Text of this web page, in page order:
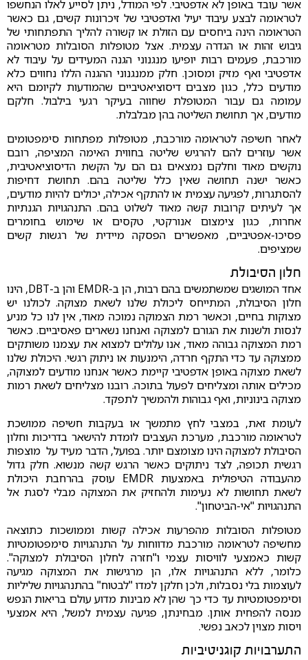
אשר עובד באופן לא אדפטיבי. לפי המודל, ניתן לסייע לאלו הנחשפו
לטראומה לבצע עיבוד יעיל ואדפטיבי של זיכרונות קשים, גם כאשר
הטראומה הינה ביחסים עם הזולת או קשורה להליך התפתחותי של
גיבוש זהות או הגדרה עצמית. אצל מטופלות הסובלות מטראומה
מורכבת, פעמים רבות יופיעו מנגנוני הגנה המעידים על עיבוד לא
אדפטיבי ואף מזיק ומסוכן. חלק ממנגנוני ההגנה הללו נחווים כלא
מודעים כלל, כגון מצבים דיסוציאטיביים שהמודעות לקיומם היא
עמומה גם עבור המטופלת שחווה בעיקר רגעי בילבול. חלקם
מודעים, אך תחושת השליטה בהן מבלבלת.
לאחר חשיפה לטראומה מורכבת, מטופלות מפתחות סימפטומים
אשר עוזרים להם להרגיש שליטה בחווית האימה המציפה, רובם
נוקשים מאוד וחלקם נמצאים גם הם על הקשת הדיסוציאטיבית,
כאשר ישנה תחושה שאין כלל שליטה בהם. תחושת דחיפות
להסתגרות, לפגיעה עצמית או להתקף אכילה, יכולים להיות מודעים,
אך לעיתים קרובות קשה מאוד לשלוט בהם. התנהגויות הגנתיות
אחרות, כגון צימצום אנורקטי, טקסים או שימוש בחומרים
פסיכו-אפטיביים, מאפשרים הפסקה מיידית של רגשות קשים
שמציפים.
חלון הסיבולת
אחד המושגים שמשתמשים בהם רבות, הן ב-EMDR והן ב-DBT, הינו
חלון הסיבולת, המתייחס ליכולת שלנו לשאת מצוקה. לכולנו יש
מצוקות בחיים, וכאשר רמת הצמוקה נמוכה מאוד, אין לנו כל מניע
לנסות ולשנות את הגורם למצוקה ואנחנו נשארים פאסיביים. כאשר
רמת המצוקה גבוהה מאוד, אנו עלולים למצוא את עצמנו משותקים
ממצוקה עד כדי התקף חרדה, הימנעות או ניתוק רגשי. היכולת שלנו
לשאת מצוקה באופן אדפטיבי קיימת כאשר אנחנו מודעים למצוקה,
מכילים אותה ומצליחים לפעול בתוכה. רובנו מצליחים לשאת רמות
מצוקה בינוניות, ואף גבוהות ולהמשיך לתפקד.
לעומת זאת, במצבי לחץ מתמשך או בעקבות חשיפה ממושכת
לטראומה מורכבת, מערכת העצבים לומדת להישאר בדריכות וחלון
הסיבולת למצוקה הינו מצומצם יותר. בפועל, הדבר מעיד על מוצפות
רגשית תכופה, לצד ניתוקים כאשר הרגש קשה מנשוא. חלק גדול
מהעבודה הטיפולית באמצעות EMDR עוסק בהרחבת היכולת
לשאת תחושות לא נעימות ולהחזיק את המצוקה מבלי לסגת אל
התנהגויות "אי-הביטחון".
מטופלות הסובלות מהפרעות אכילה קשות וממושכות כתוצאה
מחשיפה לטראומה מורכבת מדווחות על התנהגויות סימפטומטיות
קשות כאמצעי לוויסות עצמי ו"חזרה לחלון הסיבולת למצוקה".
כלומר, ללא התנהגויות אלו, הן מרגישות את המצוקה מגיעה
לעוצמות בלי נסבלות, ולכן חלקן למדו "לבטוח" בהתנהגויות שליליות
וסימפטומטיות עד כדי כך שהן לא מבינות מדוע עולם בריאות הנפש
מנסה להפחית אותן. מבחינתן, פגיעה עצמית למשל, היא אמצעי
ויסות מצוין לכאב נפשי.
התערבויות קוגניטיביות